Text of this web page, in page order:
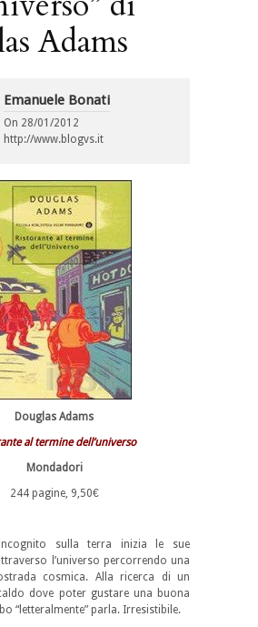
Adams
Emanuele Bonati
On 28/01/2012
http://www.blogvs.it
Douglas Adams
al termine dell’universo
Mondadori
244 pagine, 9,50€
sulla terra inizia le sue
l’universo percorrendo una
cosmica. Alla ricerca di un
dove poter gustare una buona
“letteralmente” parla. Irresistibile.